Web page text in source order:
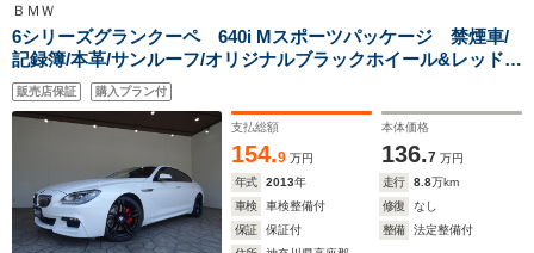
ＢＭＷ
6シリーズグランクーペ 640i Mスポーツパッケージ 禁煙車/
記録簿/本革/サンルーフ/オリジナルブラックホイール&レッドキ
ャリパー/ナビ地デジ/Bluetooth/Bカメラ/ドラレコ/LED/ETC/ス
マートキー/クルコン/パドルシフト/シートヒーター/パワーシー
ト/オートライト/
販売店保証 購入プラン付
支払総額
154.9 万円
本体価格
136.7 万円
年式
2013年 走行 8.8万km
車検
車検整備付 修復
なし
保証
保証付 整備
法定整備付